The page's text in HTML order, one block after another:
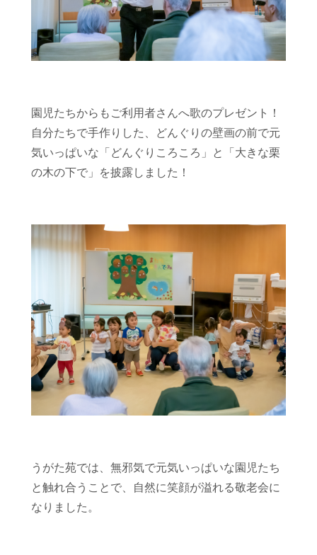
園児たちからもご利用者さんへ歌のプレゼント！
自分たちで手作りした、どんぐりの壁画の前で元
気いっぱいな「どんぐりころころ」と「大きな栗
の木の下で」を披露しました！
うがた苑では、無邪気で元気いっぱいな園児たち
と触れ合うことで、自然に笑顔が溢れる敬老会に
なりました。